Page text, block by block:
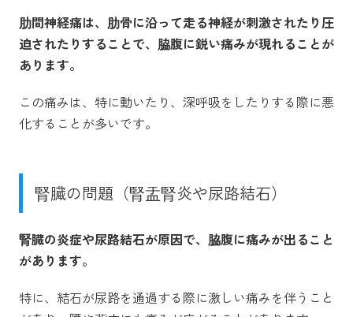
肋間神経痛は、肋骨に沿って走る神経が刺激されたり圧
迫されたりすることで、脇腹に鋭い痛みが現れることが
あります。
この痛みは、特に動いたり、深呼吸をしたりする際に悪
化することが多いです。
腎臓の問題（腎盂腎炎や尿路結石）
腎臓の炎症や尿路結石が原因で、脇腹に痛みが出ること
があります。
特に、結石が尿路を通過する際に激しい痛みを伴うこと